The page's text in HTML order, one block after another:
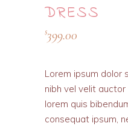
DRESS
$399.00
Lorem ipsum dolor
nibh vel velit
lorem quis
consequat ipsum,